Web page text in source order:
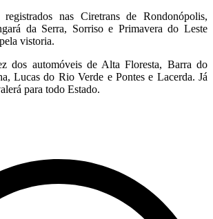
nas Ciretrans de Rondonópolis,
da Serra, Sorriso e Primavera do Leste
vistoria.
dos automóveis de Alta Floresta, Barra do
Lucas do Rio Verde e Pontes e Lacerda. Já
para todo Estado.